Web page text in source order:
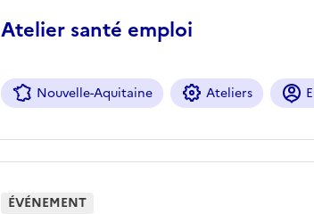
Atelier santé emploi
Nouvelle-Aquitaine Ateliers
ÉVÉNEMENT